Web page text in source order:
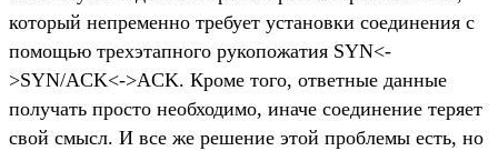
который непременно требует установки соединения с
помощью трехэтапного рукопожатия SYN<-
>SYN/ACK<->ACK. Кроме того, ответные данные
получать просто необходимо, иначе соединение теряет
свой смысл. И все же решение этой проблемы есть, но